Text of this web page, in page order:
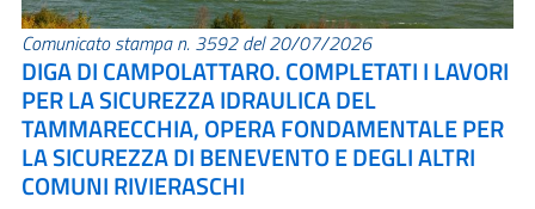
Comunicato stampa n. 3592 del 20/07/2026
DIGA DI CAMPOLATTARO. COMPLETATI I LAVORI
PER LA SICUREZZA IDRAULICA DEL
TAMMARECCHIA, OPERA FONDAMENTALE PER
LA SICUREZZA DI BENEVENTO E DEGLI ALTRI
COMUNI RIVIERASCHI